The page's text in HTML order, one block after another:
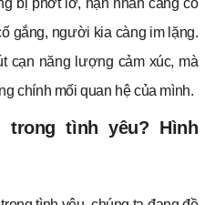
bị phớt lờ, nạn nhân càng cố
gắng, người kia càng im lặng.
cạn năng lượng cảm xúc, mà
chính mối quan hệ của mình.
trong tình yêu? Hình